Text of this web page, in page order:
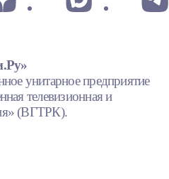
унитарное предприятие
телевизионная и
(ВГТРК).